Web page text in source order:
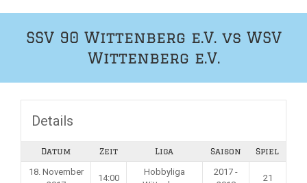
SSV 90 Wittenberg e.V. vs WSV
Wittenberg e.V.
Details
Datum Zeit Liga Saison Spiel
18. November
14:00
Hobbyliga
2017 -
21